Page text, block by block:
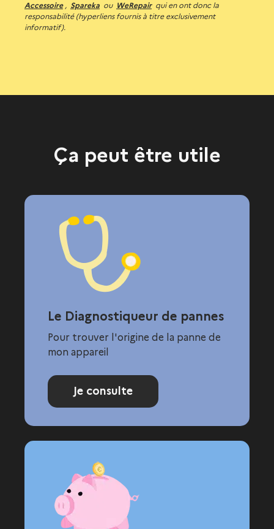
Accessoire , Spareka ou WeRepair qui en ont donc la
responsabilité (hyperliens fournis à titre exclusivement
informatif).
Ça peut être utile
Le Diagnostiqueur de pannes
Pour trouver l'origine de la panne de
mon appareil
Je consulte